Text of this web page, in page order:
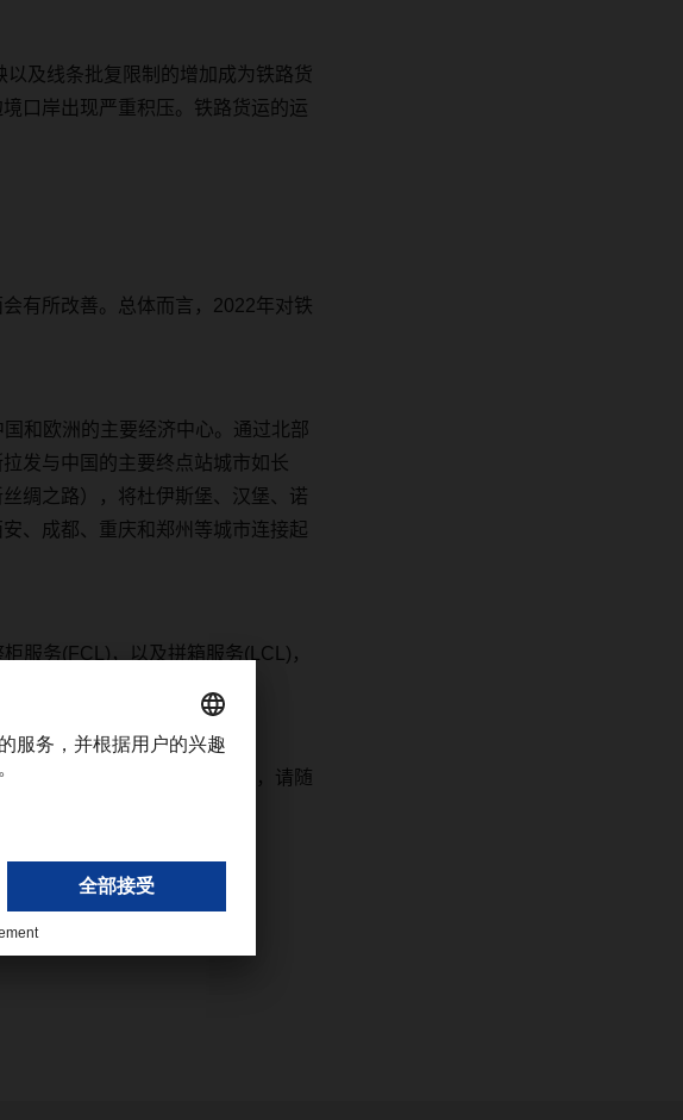
及线条批复限制的增加成为铁路货
口岸出现严重积压。铁路货运的运
有所改善。总体而言， 2022年对铁
和欧洲的主要经济中心。 通过北部
发与中国的主要终点站城市如长
绸之路），将杜伊斯堡、汉堡、诺
、成都、重庆和郑州等城市连接起
服务(FCL) ，以及拼箱服务(LCL) ，
或关于铁路服务的更详细信息，请随